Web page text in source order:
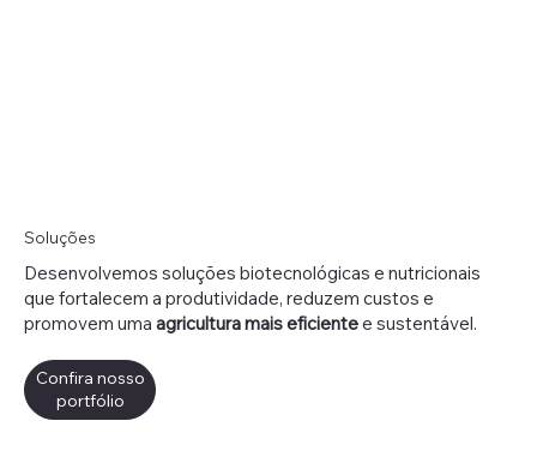
Soluções
Desenvolvemos soluções biotecnológicas e nutricionais
que fortalecem a produtividade, reduzem custos e
promovem uma agricultura mais eficientee sustentável.
Confira nosso
portfólio